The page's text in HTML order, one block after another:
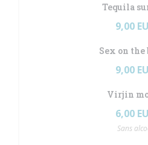
Tequila
9,00
Sex on the
9,00
Virjin
6,00
Sans